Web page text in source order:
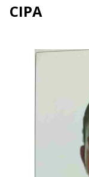
CIPA